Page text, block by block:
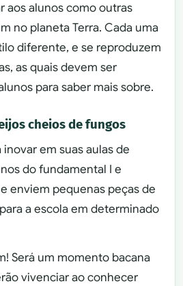
aos alunos como outras
no planeta Terra. Cada uma
diferente, e se reproduzem
as quais devem ser
para saber mais sobre.
cheios de fungos
em suas aulas de
do fundamental I e
enviem pequenas peças de
a escola em determinado
Será um momento bacana
vivenciar ao conhecer